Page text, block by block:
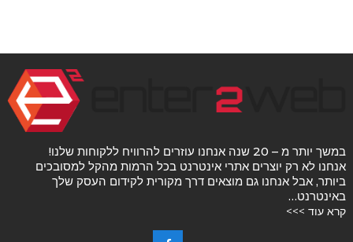
במשך יותר מ – 20 שנה אנחנו עוזרים להרוויח ללקוחות שלנו!
אנחנו לא רק יוצרים אתרי אינטרנט בכל הרמות מהקל למסובכים
ביותר, אבל אנחנו גם מוצאים דרך מקורית לקידום העסק שלך
באינטרנט…
קרא עוד >>>